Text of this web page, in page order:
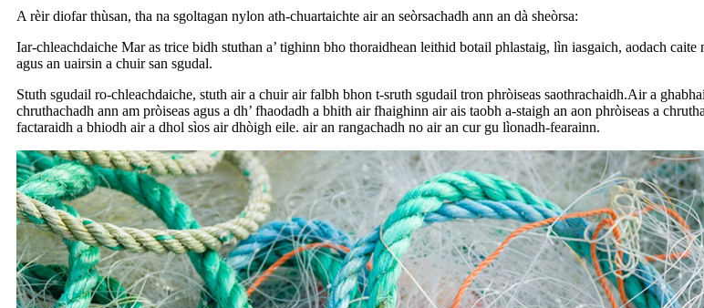
A rèir diofar thùsan, tha na sgoltagan nylon ath-chuartaichte air an seòrsachadh ann an dà sheòrsa:
Iar-chleachdaiche Mar as trice bidh stuthan a’ tighinn bho thoraidhean leithid botail phlastaig, lìn iasgaich, aodach
agus an uairsin a chuir san sgudal.
Stuth sgudail ro-chleachdaiche, stuth air a chuir air falbh bhon t-sruth sgudail tron ​​​​phròiseas saothrachaidh.Air a
chruthachadh ann am pròiseas agus a dh’ fhaodadh a bhith air fhaighinn air ais taobh a-staigh an aon phròiseas a
factaraidh a bhiodh air a dhol sìos air dhòigh eile. air an rangachadh no air an cur gu lìonadh-fearainn.